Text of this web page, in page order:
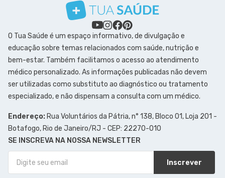
O Tua Saúde é um espaço informativo, de divulgação e
educação sobre temas relacionados com saúde, nutrição e
bem-estar. Também facilitamos o acesso ao atendimento
médico personalizado. As informações publicadas não devem
ser utilizadas como substituto ao diagnóstico ou tratamento
especializado, e não dispensam a consulta com um médico.
Endereço: Rua Voluntários da Pátria, n° 138, Bloco 01, Loja 201 -
Botafogo, Rio de Janeiro/RJ - CEP: 22270-010
SE INSCREVA NA NOSSA NEWSLETTER
Inscrever